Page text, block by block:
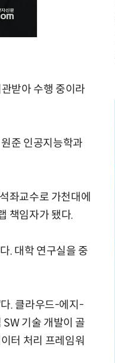
받아 수행 중이라
준 인공지능학과
좌교수로 가천대에
책임자가 됐다.
. 대학 연구실을 중
. 클라우드-에지-
기술 개발이 골
터 처리 프레임워